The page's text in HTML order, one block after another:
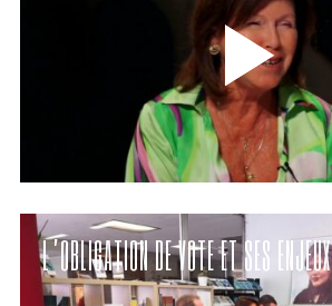
L’OBLIGATION DE VOTE ET SES ENJEUX